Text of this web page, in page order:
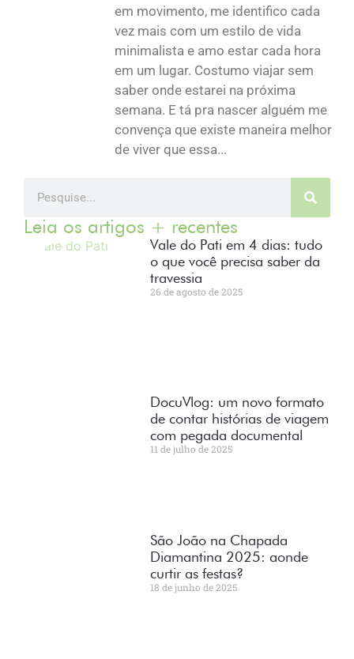
em movimento, me identifico cada
vez mais com um estilo de vida
minimalista e amo estar cada hora
em um lugar. Costumo viajar sem
saber onde estarei na próxima
semana. E tá pra nascer alguém me
convença que existe maneira melhor
de viver que essa...
Leia os artigos + recentes
Vale do Pati em 4 dias: tudo
o que você precisa saber da
travessia
26 de agosto de 2025
DocuVlog: um novo formato
de contar histórias de viagem
com pegada documental
11 de julho de 2025
São João na Chapada
Diamantina 2025: aonde
curtir as festas?
18 de junho de 2025